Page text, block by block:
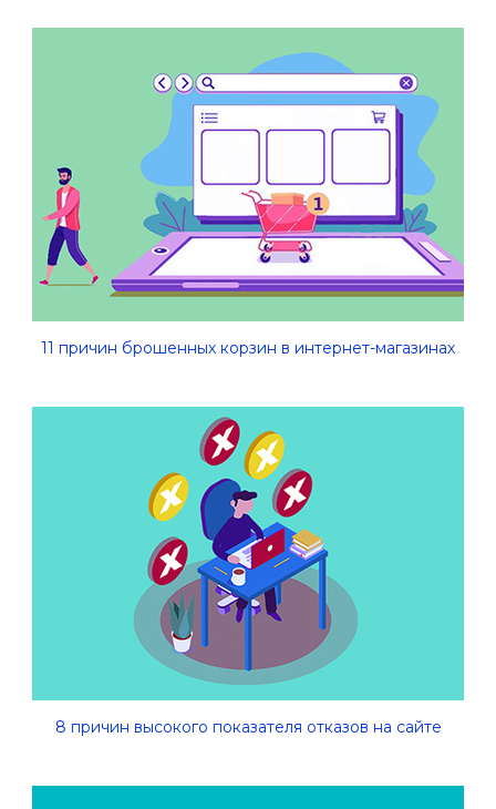
11 причин брошенных корзин в интернет-магазинах
8 причин высокого показателя отказов на сайте